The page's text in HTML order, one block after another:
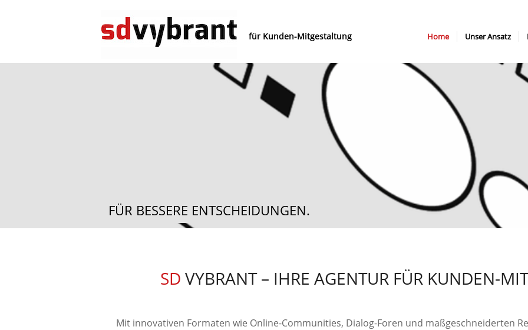
für Kunden-Mitgestaltung Home Unser Ansatz
FÜR BESSERE ENTSCHEIDUNGEN.
SD VYBRANT – IHRE AGENTUR FÜR KUNDEN-
Mit innovativen Formaten wie Online-Communities, Dialog-Foren und maßgeschneiderten